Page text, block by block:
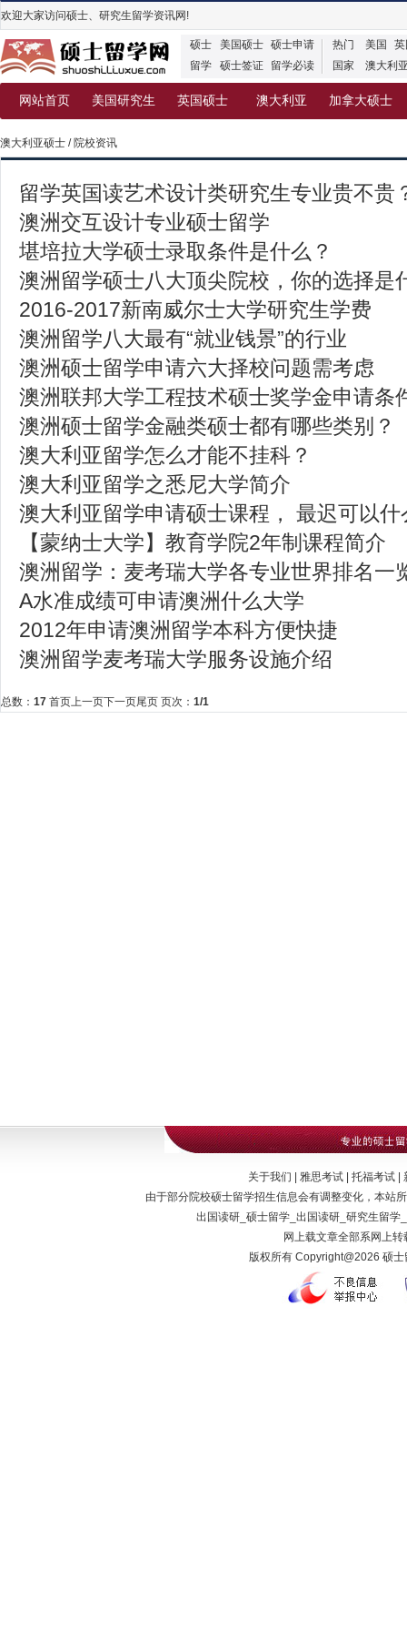
欢迎大家访问硕士、研究生留学资讯网!
硕士
留学
美国硕士 硕士申请
硕士签证
留学必读
热门
国家
美国
澳大利
网站首页 美国研究生 英国硕士 澳大利亚 加拿大硕士
澳大利亚硕士 / 院校资讯
留学英国读艺术设计类研究生专业贵不贵
澳洲交互设计专业硕士留学
堪培拉大学硕士录取条件是什么？
澳洲留学硕士八大顶尖院校，你的选择是
2016-2017新南威尔士大学研究生学费
澳洲留学八大最有“就业钱景”的行业
澳洲硕士留学申请六大择校问题需考虑
澳洲联邦大学工程技术硕士奖学金申请条
澳洲硕士留学金融类硕士都有哪些类别？
澳大利亚留学怎么才能不挂科？
澳大利亚留学之悉尼大学简介
澳大利亚留学申请硕士课程， 最迟可以什
【蒙纳士大学】教育学院2年制课程简介
澳洲留学：麦考瑞大学各专业世界排名一
A水准成绩可申请澳洲什么大学
2012年申请澳洲留学本科方便快捷
澳洲留学麦考瑞大学服务设施介绍
总数： 17 首页上一页下一页尾页 页次： 1/1
关于我们 | 雅思考试 | 托福考试
由于部分院校硕士留学招生信息会有调整变化，本站
出国读研_硕士留学_出国读研_研究生留
网上载文章全部系网上
版权所有 Copyright@2026 硕